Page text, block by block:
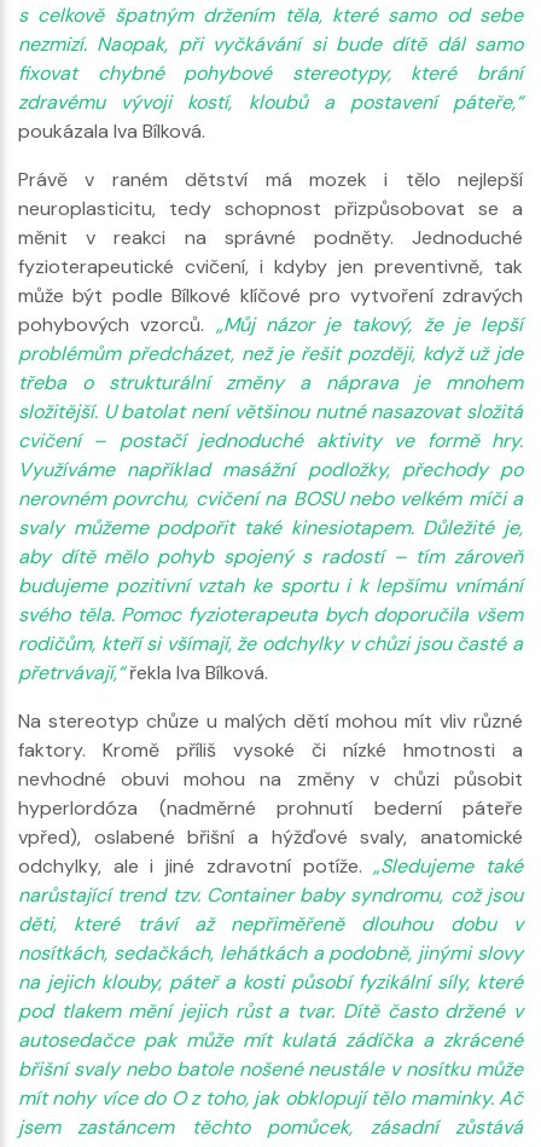
s celkově špatným držením těla, které samo od sebe
nezmizí. Naopak, při vyčkávání si bude dítě dál samo
fixovat chybné pohybové stereotypy, které brání
zdravému vývoji kostí, kloubů a postavení páteře,“
poukázala Iva Bílková.
Právě v raném dětství má mozek i tělo nejlepší
neuroplasticitu, tedy schopnost přizpůsobovat se a
měnit v reakci na správné podněty. Jednoduché
fyzioterapeutické cvičení, i kdyby jen preventivně, tak
může být podle Bílkové klíčové pro vytvoření zdravých
pohybových vzorců. „Můj názor je takový, že je lepší
problémům předcházet, než je řešit později, když už jde
třeba o strukturální změny a náprava je mnohem
složitější. U batolat není většinou nutné nasazovat složitá
cvičení – postačí jednoduché aktivity ve formě hry.
Využíváme například masážní podložky, přechody po
nerovném povrchu, cvičení na BOSU nebo velkém míči a
svaly můžeme podpořit také kinesiotapem. Důležité je,
aby dítě mělo pohyb spojený s radostí – tím zároveň
budujeme pozitivní vztah ke sportu i k lepšímu vnímání
svého těla. Pomoc fyzioterapeuta bych doporučila všem
rodičům, kteří si všímají, že odchylky v chůzi jsou časté a
přetrvávají,“ řekla Iva Bílková.
Na stereotyp chůze u malých dětí mohou mít vliv různé
faktory. Kromě příliš vysoké či nízké hmotnosti a
nevhodné obuvi mohou na změny v chůzi působit
hyperlordóza (nadměrné prohnutí bederní páteře
vpřed), oslabené břišní a hýžďové svaly, anatomické
odchylky, ale i jiné zdravotní potíže.„Sledujeme také
narůstající trend tzv. Container baby syndromu, což jsou
děti, které tráví až nepřiměřeně dlouhou dobu v
nosítkách, sedačkách, lehátkách a podobně, jinými slovy
na jejich klouby, páteř a kosti působí fyzikální síly, které
pod tlakem mění jejich růst a tvar. Dítě často držené v
autosedačce pak může mít kulatá zádíčka a zkrácené
břišní svaly nebo batole nošené neustále v nosítku může
mít nohy více do O z toho, jak obklopují tělo maminky. Ač
jsem zastáncem těchto pomůcek, zásadní zůstává